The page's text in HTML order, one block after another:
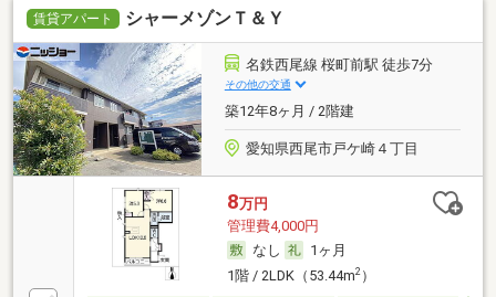
賃貸アパート シャーメゾンＴ＆Ｙ
名鉄西尾線 桜町前駅 徒歩7分
その他の交通
築12年8ヶ月 / 2階建
愛知県西尾市戸ケ崎４丁目
8万円
管理費4,000円
なし
1ヶ月
1階 / 2LDK（53.44m2）